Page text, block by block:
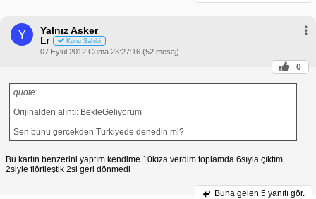
Y Yalnız Asker
Er Konu Sahibi
07 Eylül 2012 Cuma 23:27:16 (52 mesaj)
0
quote:
Orijinalden alıntı: BekleGeliyorum
Sen bunu gercekden Turkiyede denedin mi?
Bu kartın benzerini yaptım kendime 10kıza verdim toplamda 6sıyla çıktım
2siyle flörtleştik 2si geri dönmedi
Buna gelen 5 yanıtı gör.